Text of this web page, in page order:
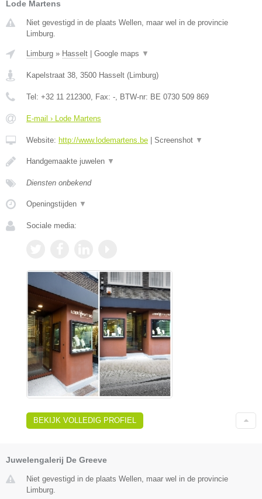
Lode Martens
Niet gevestigd in de plaats Wellen, maar wel in de provincie
Limburg.
Limburg » Hasselt Google maps ▼
Kapelstraat 38 3500 Hasselt ( Limburg)
Tel: +32 11 212300 , Fax: - , BTW-nr: BE 0730 509 869
E-mail › Lode Martens
Website: http://www.lodemartens.be Screenshot ▼
Handgemaakte juwelen ▼
Diensten onbekend
Openingstijden ▼
Sociale media:
BEKIJK VOLLEDIG PROFIEL
Juwelengalerij De Greeve
Niet gevestigd in de plaats Wellen, maar wel in de provincie
Limburg.